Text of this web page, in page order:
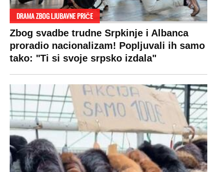
DRAMA ZBOG LJUBAVNE PRIČE
Zbog svadbe trudne Srpkinje i Albanca
proradio nacionalizam! Popljuvali ih samo
tako: "Ti si svoje srpsko izdala"